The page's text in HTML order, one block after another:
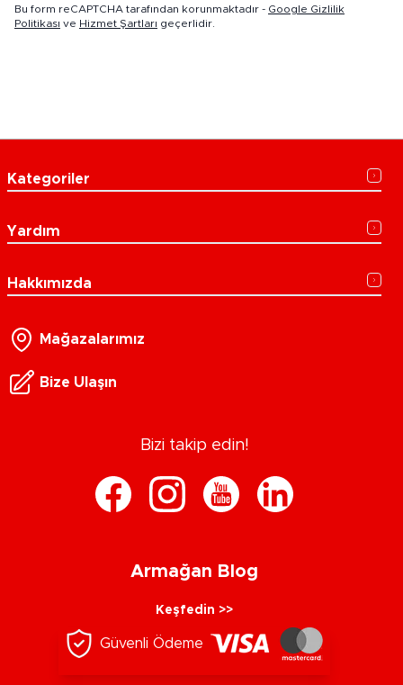
Bu form reCAPTCHA tarafından korunmaktadır - Google Gizlilik
Politikası ve Hizmet Şartları geçerlidir.
Kategoriler
Yardım
Hakkımızda
Mağazalarımız
Bize Ulaşın
Bizi takip edin!
Armağan Blog
Keşfedin >>
Güvenli Ödeme